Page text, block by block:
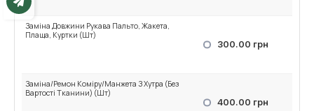
Заміна Довжини Рукава Пальто, Жакета,
Плаща, Куртки (Шт)
300.00 грн
Заміна/Ремон Коміру/Манжета З Хутра (Без
Вартості Тканини) (Шт)
400.00 грн